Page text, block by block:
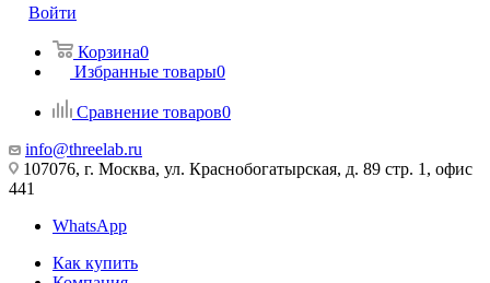
Войти
Корзина0
Избранные товары0
Сравнение товаров0
info@threelab.ru
107076, г. Москва, ул. Краснобогатырская, д. 89 стр. 1, офис
441
WhatsApp
Как купить